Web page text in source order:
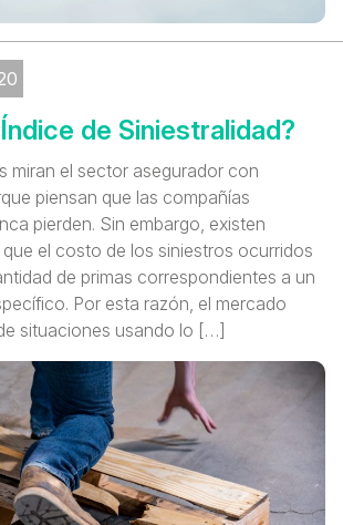
de Siniestralidad?
miran el sector asegurador con
piensan que las compañías
pierden. Sin embargo, existen
el costo de los siniestros ocurridos
de primas correspondientes a un
Por esta razón, el mercado
situaciones usando lo […]